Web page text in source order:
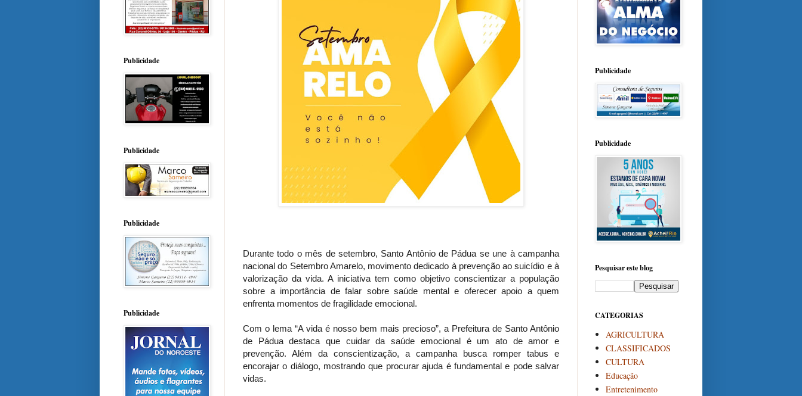
Durante todo o mês de setembro, Santo Antônio de Pádua se une à campanha
nacional do Setembro Amarelo, movimento dedicado à prevenção ao suicídio e à
valorização da vida. A iniciativa tem como objetivo conscientizar a população
sobre a importância de falar sobre saúde mental e oferecer apoio a quem
enfrenta momentos de fragilidade emocional.
Com o lema “A vida é nosso bem mais precioso”, a Prefeitura de Santo Antônio
de Pádua destaca que cuidar da saúde emocional é um ato de amor e
prevenção. Além da conscientização, a campanha busca romper tabus e
encorajar o diálogo, mostrando que procurar ajuda é fundamental e pode salvar
vidas.
Publicidade
Publicidade
Publicidade
Publicidade
Publicidade
Publicidade
Pesquisar este blog
CATEGORIAS
AGRICULTURA
CLASSIFICADOS
CULTURA
Educação
Entretenimento